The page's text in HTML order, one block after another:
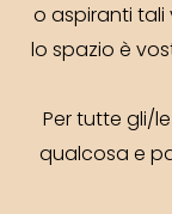
o aspiranti
lo spazio è
Per tutte gli/
qualcosa e